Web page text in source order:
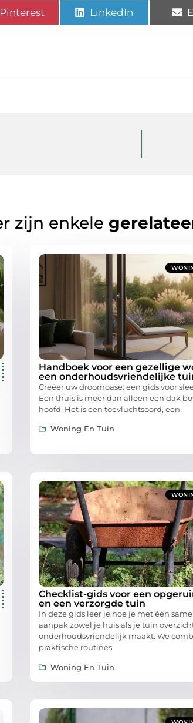
Pinterest LinkedIn
zijn enkele
Handboek voor een gezellige
een onderhoudsvriendelijke
Creëer uw droomoase: een gids voor
Een thuis is meer dan alleen een dak
hoofd. Het is een toevluchtsoord, een
Woning En Tuin
Checklist-gids voor een
en een verzorgde tuin
In deze gids leer je hoe je met één
aanpak zowel je huis als je tuin
onderhoudsvriendelijk maakt. We
praktische routines,
Woning En Tuin